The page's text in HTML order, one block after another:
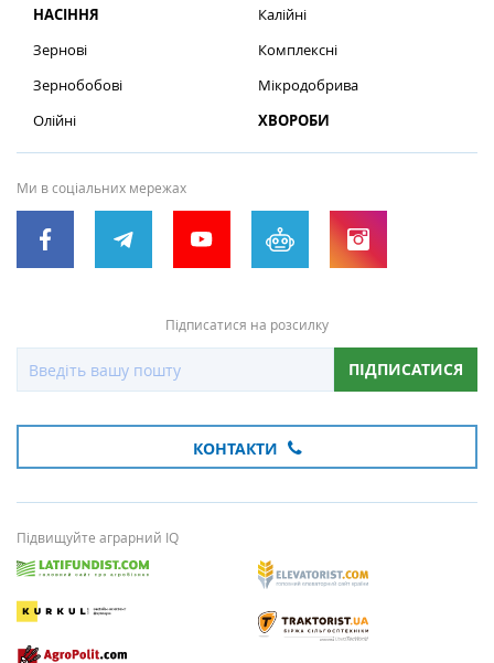
НАСІННЯ
Зернові
Зернобобові
Олійні
Калійні
Комплексні
Мікродобрива
ХВОРОБИ
Ми в соціальних мережах
Підписатися на розсилку
ПІДПИСАТИСЯ
КОНТАКТИ
Підвищуйте аграрний IQ